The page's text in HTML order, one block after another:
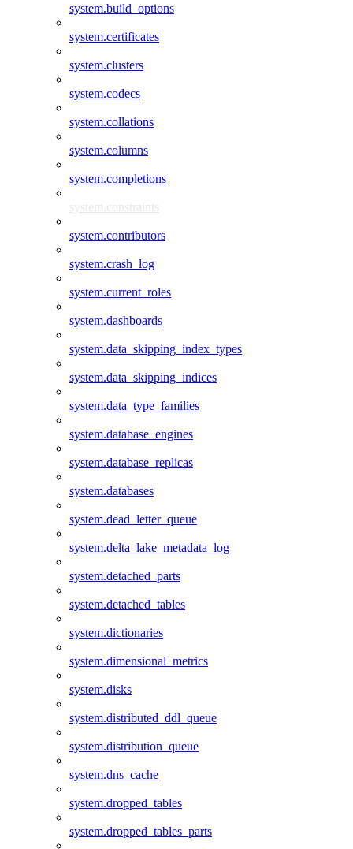
system.build_options
system.certificates
system.clusters
system.codecs
system.collations
system.columns
system.completions
system.constraints
system.contributors
system.crash_log
system.current_roles
system.dashboards
system.data_skipping_index_types
system.data_skipping_indices
system.data_type_families
system.database_engines
system.database_replicas
system.databases
system.dead_letter_queue
system.delta_lake_metadata_log
system.detached_parts
system.detached_tables
system.dictionaries
system.dimensional_metrics
system.disks
system.distributed_ddl_queue
system.distribution_queue
system.dns_cache
system.dropped_tables
system.dropped_tables_parts